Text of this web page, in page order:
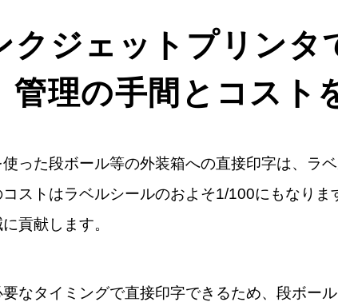
クジェットプリンタ
管理の手間とコスト
った段ボール等の外装箱への直接印字は、ラ
ストはラベルシールのおよそ1/100にもなり
貢献します。
なタイミングで直接印字できるため、段ボー